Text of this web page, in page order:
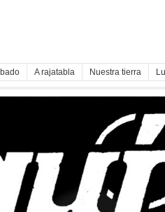
A rajatabla Nuestra tierra